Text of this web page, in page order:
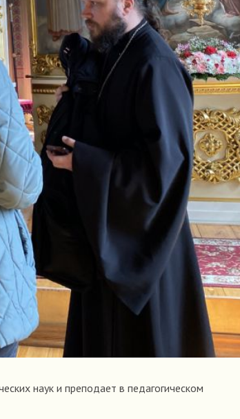
наук и преподает в педагогическом